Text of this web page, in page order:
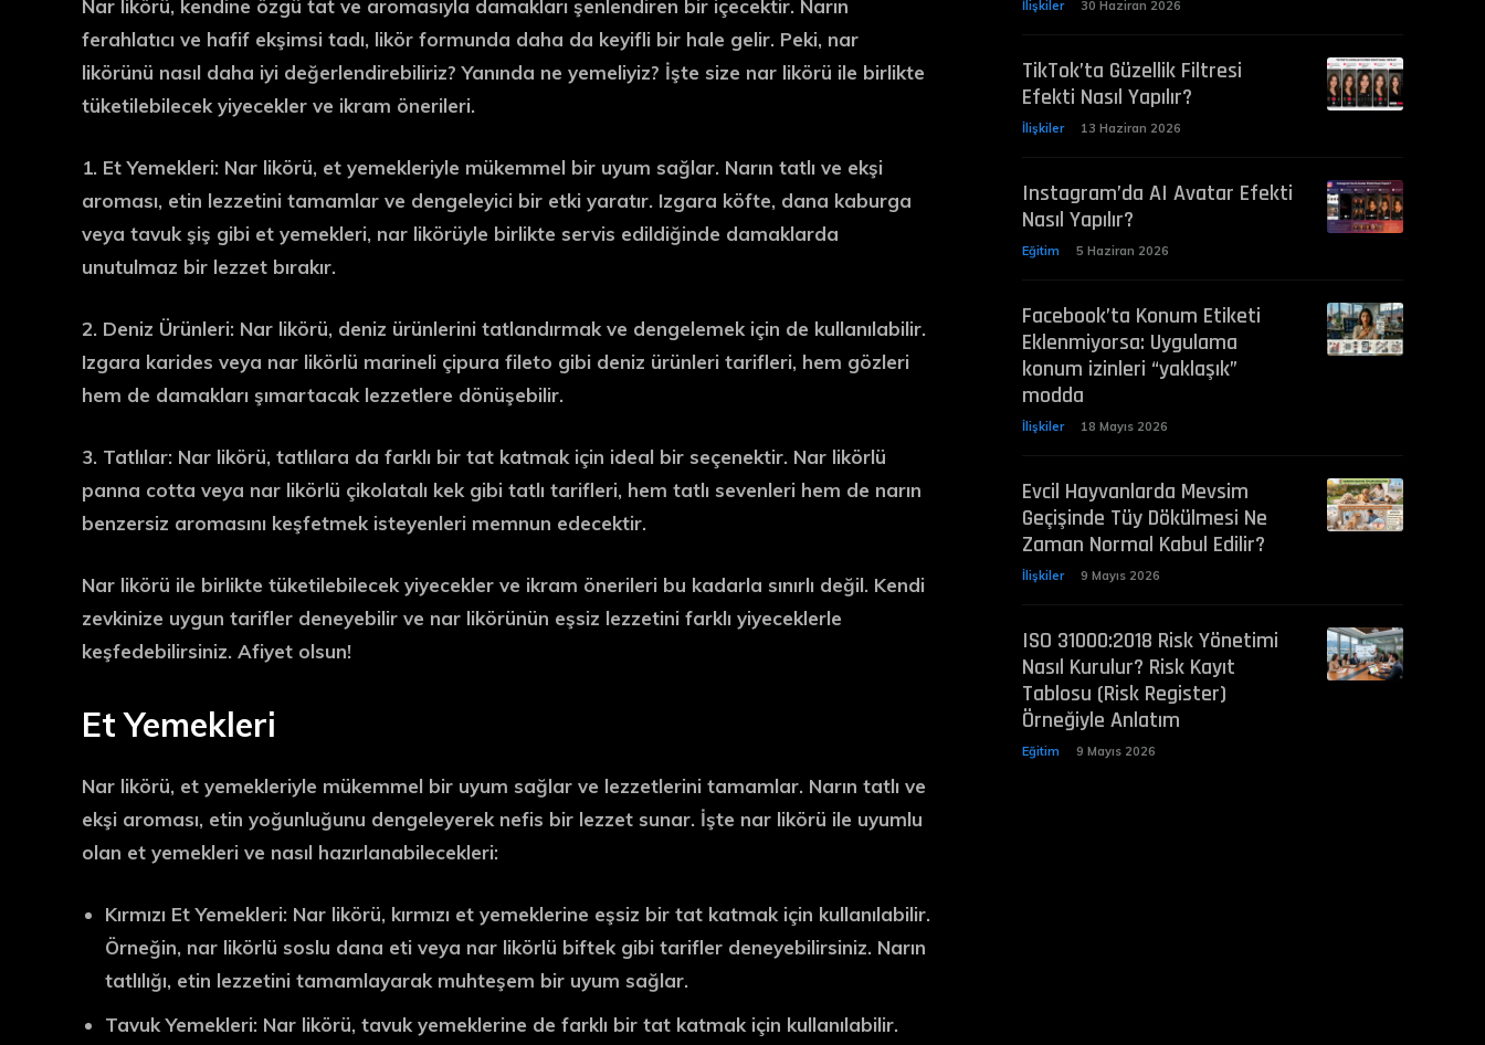
Nar likörü, kendine özgü tat ve aromasıyla damakları şenlendiren bir içecektir. Narın
ferahlatıcı ve hafif ekşimsi tadı, likör formunda daha da keyifli bir hale gelir. Peki, nar
likörünü nasıl daha iyi değerlendirebiliriz? Yanında ne yemeliyiz? İşte size nar likörü ile birlikte
tüketilebilecek yiyecekler ve ikram önerileri.
1. Et Yemekleri: Nar likörü, et yemekleriyle mükemmel bir uyum sağlar. Narın tatlı ve ekşi
aroması, etin lezzetini tamamlar ve dengeleyici bir etki yaratır. Izgara köfte, dana kaburga
veya tavuk şiş gibi et yemekleri, nar likörüyle birlikte servis edildiğinde damaklarda
unutulmaz bir lezzet bırakır.
2. Deniz Ürünleri: Nar likörü, deniz ürünlerini tatlandırmak ve dengelemek için de kullanılabilir.
Izgara karides veya nar likörlü marineli çipura fileto gibi deniz ürünleri tarifleri, hem gözleri
hem de damakları şımartacak lezzetlere dönüşebilir.
3. Tatlılar: Nar likörü, tatlılara da farklı bir tat katmak için ideal bir seçenektir. Nar likörlü
panna cotta veya nar likörlü çikolatalı kek gibi tatlı tarifleri, hem tatlı sevenleri hem de narın
benzersiz aromasını keşfetmek isteyenleri memnun edecektir.
Nar likörü ile birlikte tüketilebilecek yiyecekler ve ikram önerileri bu kadarla sınırlı değil. Kendi
zevkinize uygun tarifler deneyebilir ve nar likörünün eşsiz lezzetini farklı yiyeceklerle
keşfedebilirsiniz. Afiyet olsun!
Et Yemekleri
Nar likörü, et yemekleriyle mükemmel bir uyum sağlar ve lezzetlerini tamamlar. Narın tatlı ve
ekşi aroması, etin yoğunluğunu dengeleyerek nefis bir lezzet sunar. İşte nar likörü ile uyumlu
olan et yemekleri ve nasıl hazırlanabilecekleri:
Kırmızı Et Yemekleri: Nar likörü, kırmızı et yemeklerine eşsiz bir tat katmak için kullanılabilir.
Örneğin, nar likörlü soslu dana eti veya nar likörlü biftek gibi tarifler deneyebilirsiniz. Narın
tatlılığı, etin lezzetini tamamlayarak muhteşem bir uyum sağlar.
Tavuk Yemekleri: Nar likörü, tavuk yemeklerine de farklı bir tat katmak için kullanılabilir.
İlişkiler 30 Haziran 2026
TikTok’ta Güzellik Filtresi
Efekti Nasıl Yapılır?
İlişkiler 13 Haziran 2026
Instagram’da AI Avatar Efekti
Nasıl Yapılır?
Eğitim 5 Haziran 2026
Facebook’ta Konum Etiketi
Eklenmiyorsa: Uygulama
konum izinleri “yaklaşık”
modda
İlişkiler 18 Mayıs 2026
Evcil Hayvanlarda Mevsim
Geçişinde Tüy Dökülmesi Ne
Zaman Normal Kabul Edilir?
İlişkiler 9 Mayıs 2026
ISO 31000:2018 Risk Yönetimi
Nasıl Kurulur? Risk Kayıt
Tablosu (Risk Register)
Örneğiyle Anlatım
Eğitim 9 Mayıs 2026